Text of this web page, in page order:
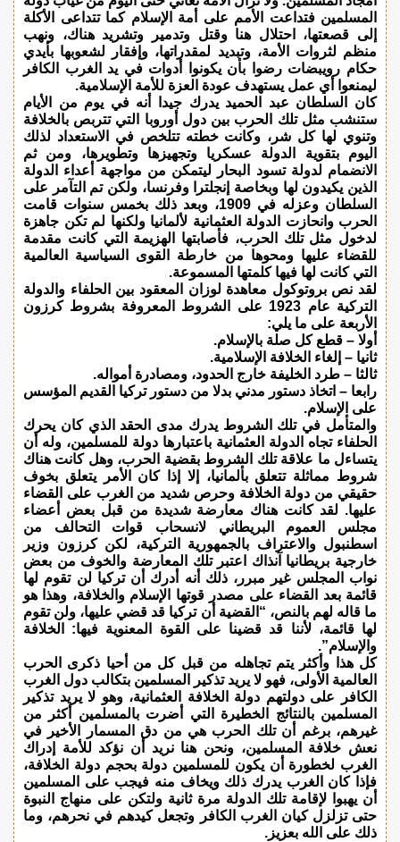
المسلمين فتداعت الأمم على أمة الإسلام كما تتداعى الأكلة
إلى قصعتها، احتلال هنا وقتل وتدمير وتشريد هناك، ونهب
منظم لثروات الأمة، وتبديد لمقدراتها، وإفقار لشعوبها بأيدي
حكام رويبضات رضوا بأن يكونوا أدوات في يد الغرب الكافر
ليمنعوا أي عمل يستهدف عودة العزة للأمة الإسلامية.
كان السلطان عبد الحميد يدرك جيدا أنه في يوم من الأيام
ستنشب مثل تلك الحرب بين دول أوروبا التي تتربص بالخلافة
وتنوي لها كل شر، وكانت خطته تتلخص في الاستعداد لذلك
اليوم بتقوية الدولة عسكريا وتجهيزها وتطويرها، ومن ثم
الانضمام لدولة تسود البحار ليتمكن من مواجهة أعداء الدولة
الذين يكيدون لها وبخاصة إنجلترا وفرنسا، ولكن تم التآمر على
السلطان وعزله في 1909، وبعد ذلك بخمس سنوات قامت
الحرب وانحازت الدولة العثمانية لألمانيا ولكنها لم تكن جاهزة
لدخول مثل تلك الحرب، فأصابتها الهزيمة التي كانت مقدمة
للقضاء عليها ومحوها من خارطة القوى السياسية العالمية
التي كانت لها فيها كلمتها المسموعة.
لقد نص بروتوكول معاهدة لوزان المعقود بين الحلفاء والدولة
التركية عام 1923 على الشروط المعروفة بشروط كرزون
الأربعة على ما يلي:
أولا – قطع كل صلة بالإسلام.
ثانيا – إلغاء الخلافة الإسلامية.
ثالثا – طرد الخليفة خارج الحدود، ومصادرة أمواله.
رابعا – اتخاذ دستور مدني بدلا من دستور تركيا القديم المؤسس
على الإسلام.
والمتأمل في تلك الشروط يدرك مدى الحقد الذي كان يحرك
الحلفاء تجاه الدولة العثمانية باعتبارها دولة للمسلمين، وله أن
يتساءل ما علاقة تلك الشروط بقضية الحرب، وهل كانت هناك
شروط مماثلة تتعلق بألمانيا، إلا إذا كان الأمر يتعلق بخوف
حقيقي من دولة الخلافة وحرص شديد من الغرب على القضاء
عليها. لقد كانت هناك معارضة شديدة من قبل بعض أعضاء
مجلس العموم البريطاني لانسحاب قوات التحالف من
اسطنبول والاعتراف بالجمهورية التركية، لكن كرزون وزير
خارجية بريطانيا آنذاك اعتبر تلك المعارضة والخوف من بعض
نواب المجلس غير مبرر، ذلك أنه أدرك أن تركيا لن تقوم لها
قائمة بعد القضاء على مصدر قوتها الإسلام والخلافة، وهذا هو
ما قاله لهم بالنص، “القضية أن تركيا قد قضي عليها، ولن تقوم
لها قائمة، لأننا قد قضينا على القوة المعنوية فيها: الخلافة
والإسلام”.
كل هذا وأكثر يتم تجاهله من قبل كل من أحيا ذكرى الحرب
العالمية الأولى، فهو لا يريد تذكير المسلمين بتكالب دول الغرب
الكافر على دولتهم دولة الخلافة العثمانية، وهو لا يريد تذكير
المسلمين بالنتائج الخطيرة التي أضرت بالمسلمين أكثر من
غيرهم، برغم أن تلك الحرب هي من دق المسمار الأخير في
نعش خلافة المسلمين، ونحن هنا نريد أن نؤكد للأمة إدراك
الغرب لخطورة أن يكون للمسلمين دولة بحجم دولة الخلافة،
فإذا كان الغرب يدرك ذلك ويخاف منه فيجب على المسلمين
أن يهبوا لإقامة تلك الدولة مرة ثانية ولتكن على منهاج النبوة
حتى تزلزل كيان الغرب الكافر وتجعل كيدهم في نحرهم، وما
ذلك على الله بعزيز.